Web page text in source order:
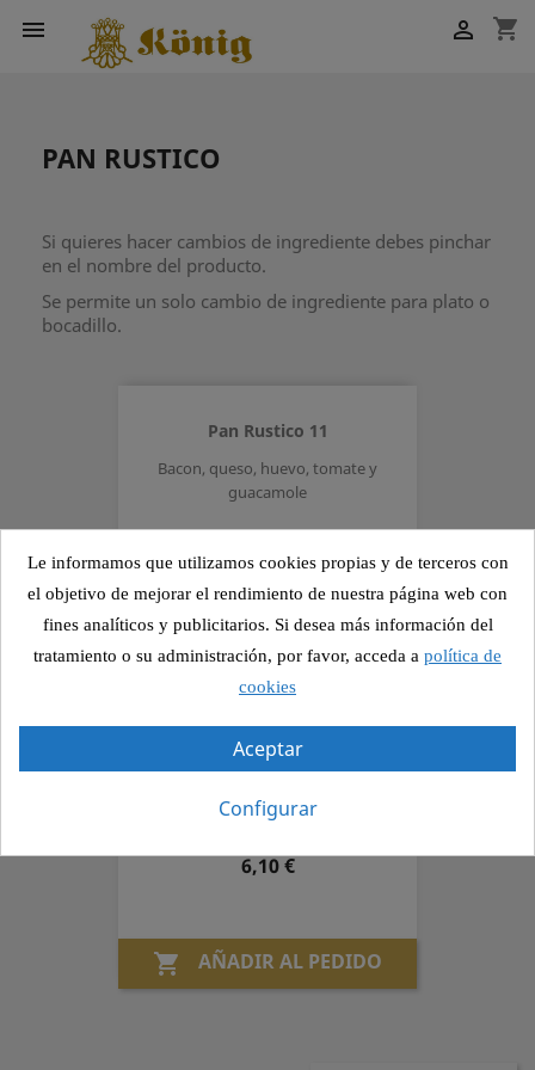
 shopping_cart

PAN RUSTICO
Si quieres hacer cambios de ingrediente debes pinchar
en el nombre del producto.
Se permite un solo cambio de ingrediente para plato o
bocadillo.
Pan Rustico 11
Bacon, queso, huevo, tomate y
guacamole
 AÑADIR AL PEDIDO
Pan Rustico 12
crujiente
Precio
6,10 €
 AÑADIR AL PEDIDO
Le informamos que utilizamos cookies propias y de terceros con
el objetivo de mejorar el rendimiento de nuestra página web con
fines analíticos y publicitarios. Si desea más información del
tratamiento o su administración, por favor, acceda a política de
cookies
Aceptar
Configurar